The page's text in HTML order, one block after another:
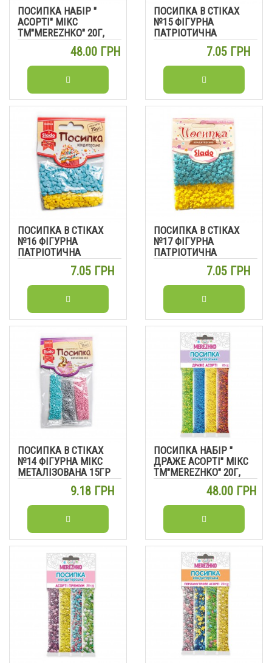
ПОСИПКА НАБІР "
АСОРТІ" МІКС
ТМ"MEREZHKO" 20Г,
5ШТ/УП
48.00 ГРН
ПОСИПКА В СТІКАХ
№15 ФІГУРНА
ПАТРІОТИЧНА
(ГОЛУБИ) 20Г
7.05 ГРН
ПОСИПКА В СТІКАХ
№16 ФІГУРНА
ПАТРІОТИЧНА
(СЕРДЕЧКА) 20Г
7.05 ГРН
ПОСИПКА В СТІКАХ
№17 ФІГУРНА
ПАТРІОТИЧНА
(ЗІРОЧКИ) 20Г
7.05 ГРН
ПОСИПКА В СТІКАХ
№14 ФІГУРНА МІКС
МЕТАЛІЗОВАНА 15ГР
9.18 ГРН
ПОСИПКА НАБІР "
ДРАЖЕ АСОРТІ" МІКС
ТМ"MEREZHKO" 20Г,
5ШТ/УП
48.00 ГРН